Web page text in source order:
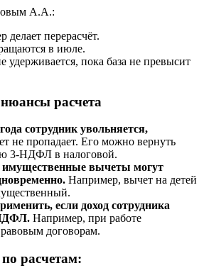
А.А.:
делает перерасчёт.
в июле.
пока база не превысит
расчета
сотрудник увольняется,
не пропадает. Его можно вернуть
3-НДФЛ в налоговой.
вычеты могут
Например, вычет на детей
если доход сотрудника
Например, при работе
договорам.
расчетам: